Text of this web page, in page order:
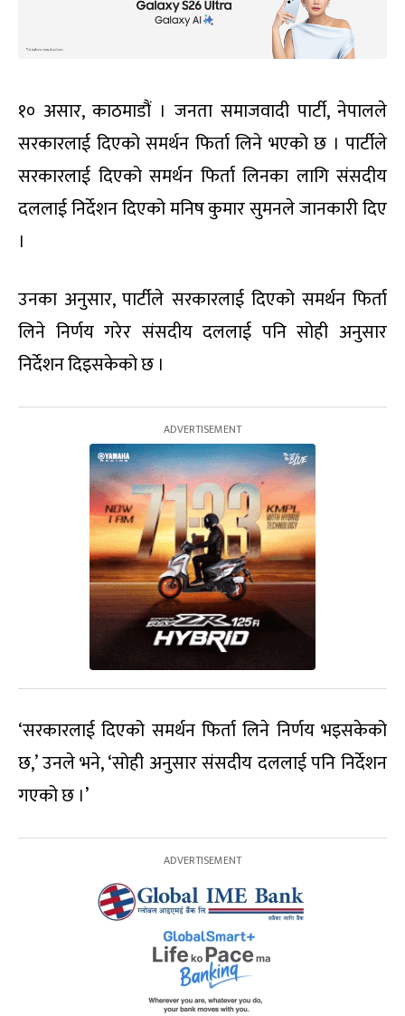
१० असार, काठमाडौं । जनता समाजवादी पार्टी, नेपालले
सरकारलाई दिएको समर्थन फिर्ता लिने भएको छ । पार्टीले
सरकारलाई दिएको समर्थन फिर्ता लिनका लागि संसदीय
दललाई निर्देशन दिएको मनिष कुमार सुमनले जानकारी दिए
।
उनका अनुसार, पार्टीले सरकारलाई दिएको समर्थन फिर्ता
लिने निर्णय गरेर संसदीय दललाई पनि सोही अनुसार
निर्देशन दिइसकेको छ ।
‘सरकारलाई दिएको समर्थन फिर्ता लिने निर्णय भइसकेको
छ,’ उनले भने, ‘सोही अनुसार संसदीय दललाई पनि निर्देशन
गएको छ ।’